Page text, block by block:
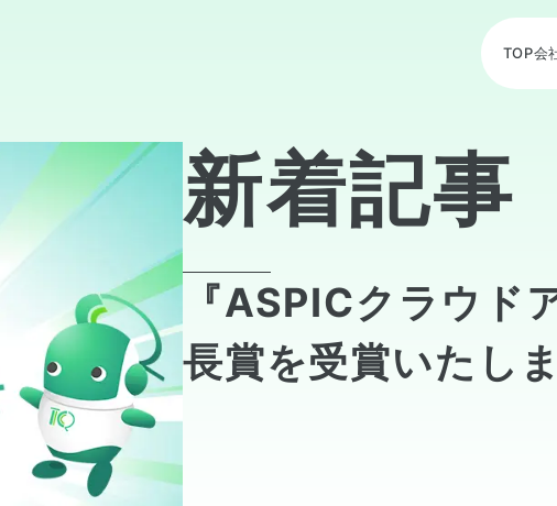
TOP会
新着記事
『ASPICクラウ
長賞を受賞いたし